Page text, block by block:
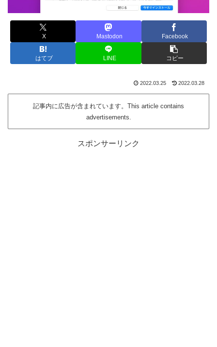
X Mastodon Facebook
はてブ LINE コピー
2022.03.25 2022.03.28
記事内に広告が含まれています。This article contains
advertisements.
スポンサーリンク